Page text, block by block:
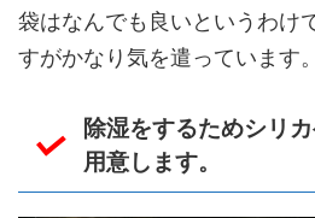
袋はなんでも良いというわけ
すがかなり気を遣っています。
除湿をするためシリ
用意します。